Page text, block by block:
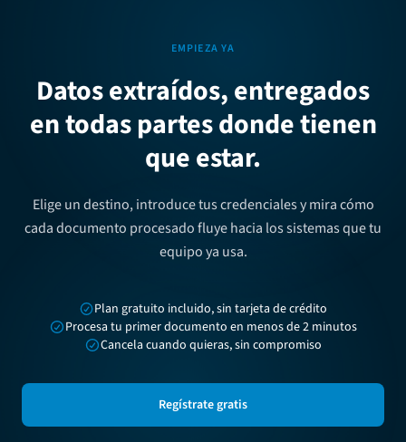
EMPIEZA YA
Datos extraídos, entregados
en todas partes donde tienen
que estar.
Elige un destino, introduce tus credenciales y mira cómo
cada documento procesado fluye hacia los sistemas que tu
equipo ya usa.
Plan gratuito incluido, sin tarjeta de crédito
Procesa tu primer documento en menos de 2 minutos
Cancela cuando quieras, sin compromiso
Regístrate gratis